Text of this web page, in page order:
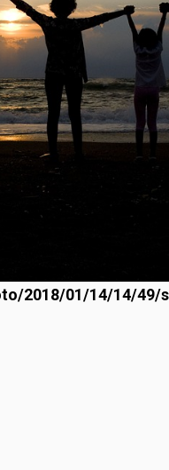
2018/01/14/14/49/